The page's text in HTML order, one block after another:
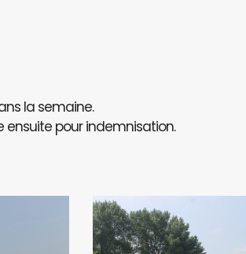
la semaine.
pour indemnisation.